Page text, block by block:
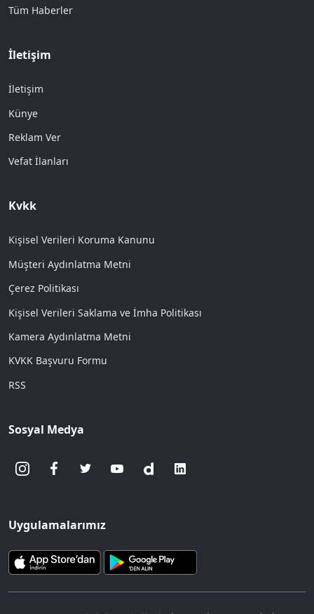
Tüm Haberler
İletişim
İletişim
Künye
Reklam Ver
Vefat İlanları
Kvkk
Kişisel Verileri Koruma Kanunu
Müşteri Aydınlatma Metni
Çerez Politikası
Kişisel Verileri Saklama ve İmha Politikası
Kamera Aydınlatma Metni
KVKK Başvuru Formu
RSS
Sosyal Medya
Uygulamalarımız